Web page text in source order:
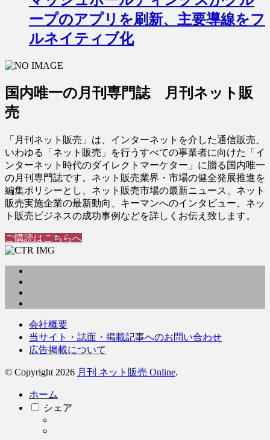
ープのアプリを刷新、主要導線をフ
ルネイティブ化
国内唯一の月刊専門誌 月刊ネット販
売
「月刊ネット販売」は、インターネットを介した通信販売、
いわゆる「ネット販売」を行うすべての事業者に向けた「イ
ンターネット時代のダイレクトマーケター」に贈る国内唯一
の月刊専門誌です。ネット販売業界・市場の健全発展推進を
編集ポリシーとし、ネット販売市場の最新ニュース、ネット
販売実施企業の最新動向、キーマンへのインタビュー、ネッ
ト販売ビジネスの成功事例などを詳しくお伝え致します。
ご購読はこちらへ
会社概要
当サイト・誌面・掲載記事へのお問い合わせ
広告掲載について
© Copyright 2026 月刊 ネット販売 Online.
ホーム
シェア